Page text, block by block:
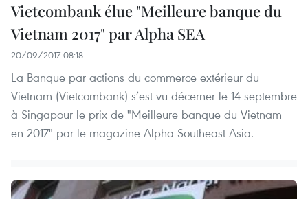
Vietcombank élue "Meilleure banque du
Vietnam 2017" par Alpha SEA
20/09/2017 08:18
La Banque par actions du commerce extérieur du
Vietnam (Vietcombank) s’est vu décerner le 14 septembre
à Singapour le prix de "Meilleure banque du Vietnam
en 2017" par le magazine Alpha Southeast Asia.